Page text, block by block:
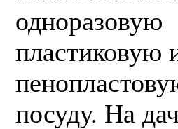
одноразовую
пластиковую
посуду. На